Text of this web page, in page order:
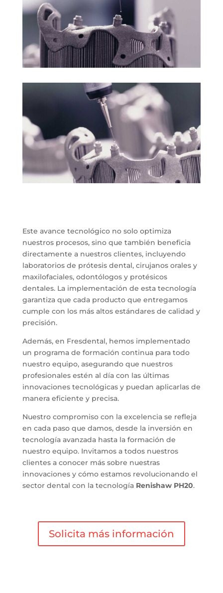
Este avance tecnológico no solo optimiza
nuestros procesos, sino que también beneficia
directamente a nuestros clientes, incluyendo
laboratorios de prótesis dental, cirujanos orales y
maxilofaciales, odontólogos y protésicos
dentales. La implementación de esta tecnología
garantiza que cada producto que entregamos
cumple con los más altos estándares de calidad y
precisión.
Además, en Fresdental, hemos implementado
un programa de formación continua para todo
nuestro equipo, asegurando que nuestros
profesionales estén al día con las últimas
innovaciones tecnológicas y puedan aplicarlas de
manera eficiente y precisa.
Nuestro compromiso con la excelencia se refleja
en cada paso que damos, desde la inversión en
tecnología avanzada hasta la formación de
nuestro equipo. Invitamos a todos nuestros
clientes a conocer más sobre nuestras
innovaciones y cómo estamos revolucionando el
sector dental con la tecnología Renishaw PH20.
Solicita más información